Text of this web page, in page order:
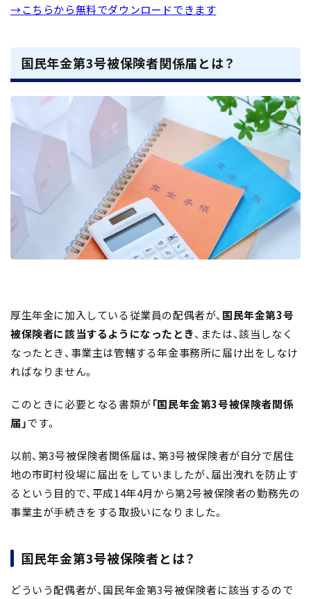
→こちらから無料でダウンロードできます
国民年金第3号被保険者関係届とは？
厚生年金に加入している従業員の配偶者が、 国民年金第3号
被保険者に該当するようになったとき、または、該当しなく
なったとき、事業主は管轄する年金事務所に届け出をしなけ
ればなりません。
このときに必要となる書類が「国民年金第3号被保険者関係
届」です。
以前、第3号被保険者関係届は、第3号被保険者が自分で居住
地の市町村役場に届出をしていましたが、届出洩れを防止す
るという目的で、平成14年4月から第2号被保険者の勤務先の
事業主が手続きをする取扱いになりました。
国民年金第3号被保険者とは？
どういう配偶者が、国民年金第3号被保険者に該当するので